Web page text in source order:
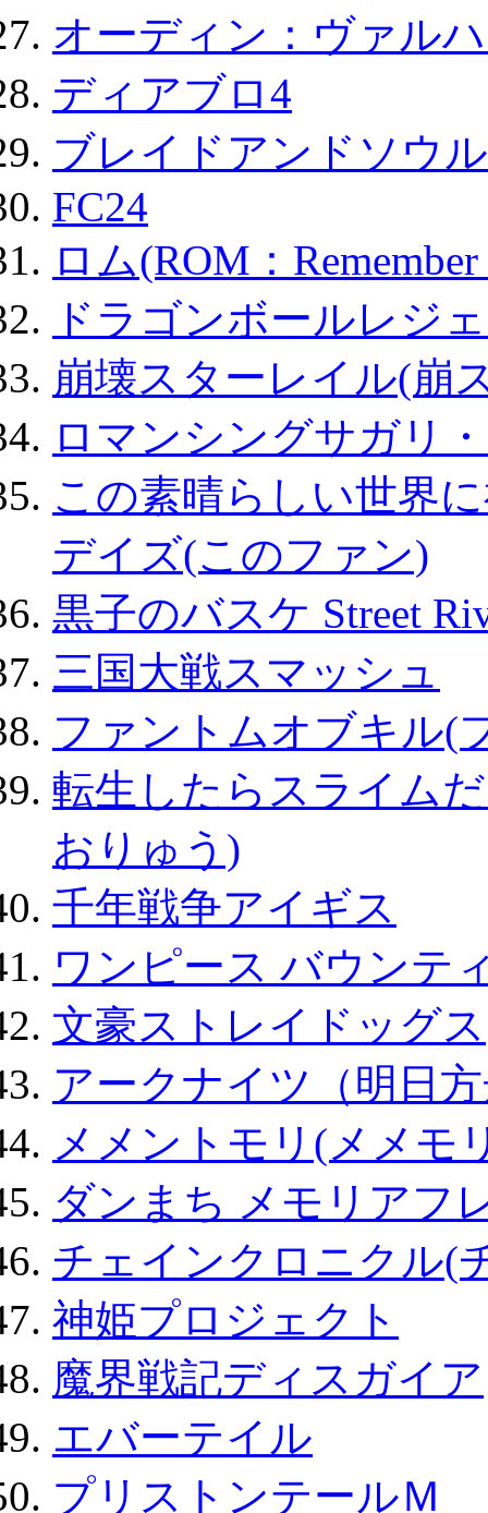
オーディン：ヴァル
ディアブロ4
ブレイドアンドソウ
FC24
ロム(ROM：
ドラゴンボールレジ
崩壊スターレイル(崩
ロマンシングサガリ
この素晴らしい世界
デイズ(このファン)
黒子のバスケ Street
三国大戦スマッシュ
ファントムオブキル(
転生したらスライム
おりゅう)
千年戦争アイギス
ワンピース バウンテ
文豪ストレイドッグス
アークナイツ（明日
メメントモリ(メメモ
ダンまち メモリアフ
チェインクロニクル(
神姫プロジェクト
魔界戦記ディスガイア
エバーテイル
プリストンテールＭ